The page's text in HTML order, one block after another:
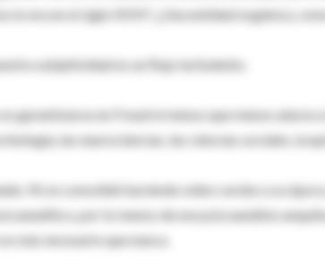
lo era en el siglo XVIII? ¿Una entidad orgánica, como
subjetividad es un flujo turbulento.
garantizarse en Freud ni menos que menos atarse
las neurociencias, las ciencias sociales, la
Ni se consolidó haciendo oídos sordos a su
por lo menos de ese psicoanálisis
más necesario que nunca.